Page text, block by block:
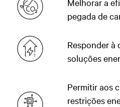
pegada de
Responder à
soluções
Permitir aos
restrições